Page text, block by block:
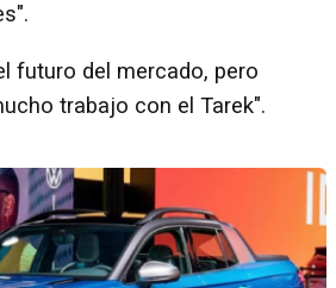
futuro del mercado, pero
trabajo con el Tarek".